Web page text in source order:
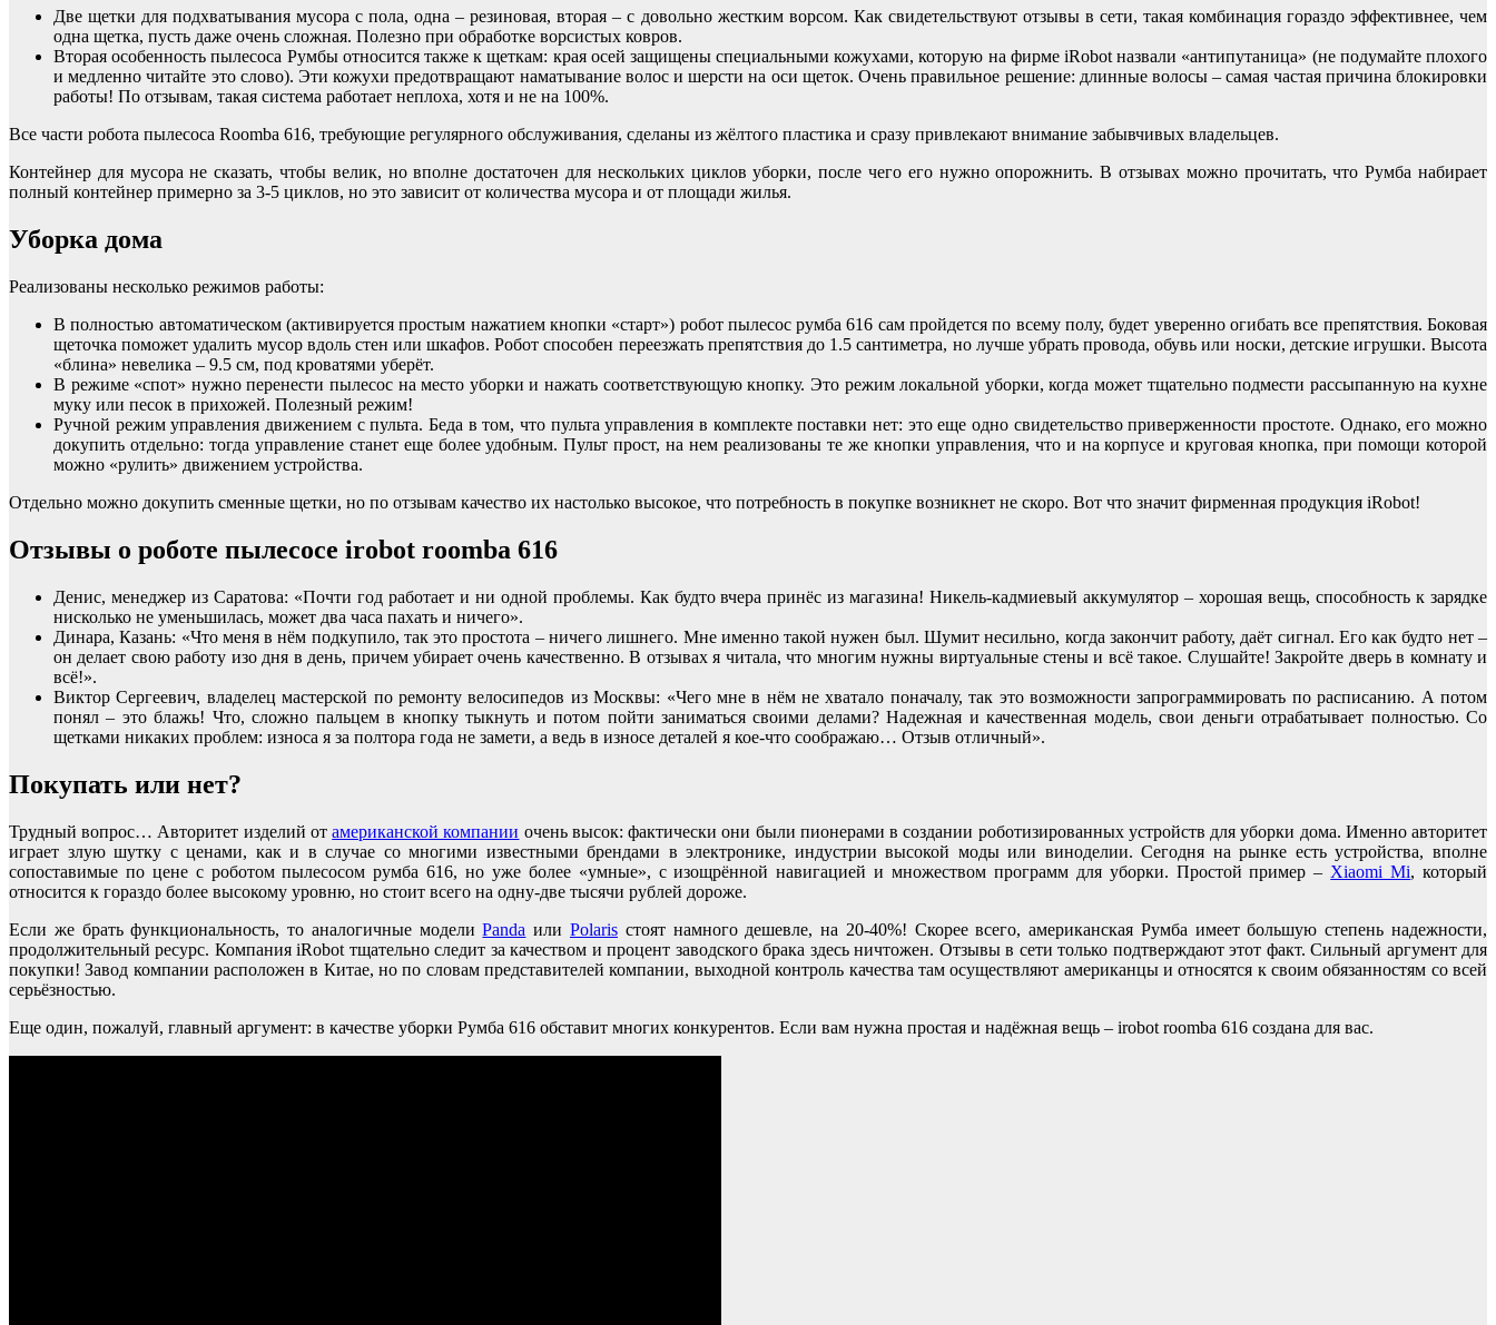
Две щетки для подхватывания мусора с пола, одна – резиновая, вторая – с довольно жестким ворсом. Как свидетельствуют отзывы в сети, такая комбинация гораздо эффективнее, чем
одна щетка, пусть даже очень сложная. Полезно при обработке ворсистых ковров.
Вторая особенность пылесоса Румбы относится также к щеткам: края осей защищены специальными кожухами, которую на фирме iRobot назвали «антипутаница» (не подумайте плохого
и медленно читайте это слово). Эти кожухи предотвращают наматывание волос и шерсти на оси щеток. Очень правильное решение: длинные волосы – самая частая причина блокировки
работы! По отзывам, такая система работает неплоха, хотя и не на 100%.
Все части робота пылесоса Roomba 616, требующие регулярного обслуживания, сделаны из жёлтого пластика и сразу привлекают внимание забывчивых владельцев.
Контейнер для мусора не сказать, чтобы велик, но вполне достаточен для нескольких циклов уборки, после чего его нужно опорожнить. В отзывах можно прочитать, что Румба набирает
полный контейнер примерно за 3-5 циклов, но это зависит от количества мусора и от площади жилья.
Уборка дома
Реализованы несколько режимов работы:
В полностью автоматическом (активируется простым нажатием кнопки «старт») робот пылесос румба 616 сам пройдется по всему полу, будет уверенно огибать все препятствия. Боковая
щеточка поможет удалить мусор вдоль стен или шкафов. Робот способен переезжать препятствия до 1.5 сантиметра, но лучше убрать провода, обувь или носки, детские игрушки. Высота
«блина» невелика – 9.5 см, под кроватями уберёт.
В режиме «спот» нужно перенести пылесос на место уборки и нажать соответствующую кнопку. Это режим локальной уборки, когда может тщательно подмести рассыпанную на кухне
муку или песок в прихожей. Полезный режим!
Ручной режим управления движением с пульта. Беда в том, что пульта управления в комплекте поставки нет: это еще одно свидетельство приверженности простоте. Однако, его можно
докупить отдельно: тогда управление станет еще более удобным. Пульт прост, на нем реализованы те же кнопки управления, что и на корпусе и круговая кнопка, при помощи которой
можно «рулить» движением устройства.
Отдельно можно докупить сменные щетки, но по отзывам качество их настолько высокое, что потребность в покупке возникнет не скоро. Вот что значит фирменная продукция iRobot!
Отзывы о роботе пылесосе irobot roomba 616
Денис, менеджер из Саратова: «Почти год работает и ни одной проблемы. Как будто вчера принёс из магазина! Никель-кадмиевый аккумулятор – хорошая вещь, способность к зарядке
нисколько не уменьшилась, может два часа пахать и ничего».
Динара, Казань: «Что меня в нём подкупило, так это простота – ничего лишнего. Мне именно такой нужен был. Шумит несильно, когда закончит работу, даёт сигнал. Его как будто нет –
он делает свою работу изо дня в день, причем убирает очень качественно. В отзывах я читала, что многим нужны виртуальные стены и всё такое. Слушайте! Закройте дверь в комнату и
всё!».
Виктор Сергеевич, владелец мастерской по ремонту велосипедов из Москвы: «Чего мне в нём не хватало поначалу, так это возможности запрограммировать по расписанию. А потом
понял – это блажь! Что, сложно пальцем в кнопку тыкнуть и потом пойти заниматься своими делами? Надежная и качественная модель, свои деньги отрабатывает полностью. Со
щетками никаких проблем: износа я за полтора года не замети, а ведь в износе деталей я кое-что соображаю… Отзыв отличный».
Покупать или нет?
Трудный вопрос… Авторитет изделий отамериканской компании очень высок: фактически они были пионерами в создании роботизированных устройств для уборки дома. Именно авторитет
играет злую шутку с ценами, как и в случае со многими известными брендами в электронике, индустрии высокой моды или виноделии. Сегодня на рынке есть устройства, вполне
сопоставимые по цене с роботом пылесосом румба 616, но уже более «умные», с изощрённой навигацией и множеством программ для уборки. Простой пример – Xiaomi Mi, который
относится к гораздо более высокому уровню, но стоит всего на одну-две тысячи рублей дороже.
Если же брать функциональность, то аналогичные моделиPanda или Polarisстоят намного дешевле, на 20-40%! Скорее всего, американская Румба имеет большую степень надежности,
продолжительный ресурс. Компания iRobot тщательно следит за качеством и процент заводского брака здесь ничтожен. Отзывы в сети только подтверждают этот факт. Сильный аргумент для
покупки! Завод компании расположен в Китае, но по словам представителей компании, выходной контроль качества там осуществляют американцы и относятся к своим обязанностям со всей
серьёзностью.
Еще один, пожалуй, главный аргумент: в качестве уборки Румба 616 обставит многих конкурентов. Если вам нужна простая и надёжная вещь – irobot roomba 616 создана для вас.